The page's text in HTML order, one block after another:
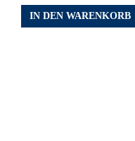
IN DEN WARENKORB